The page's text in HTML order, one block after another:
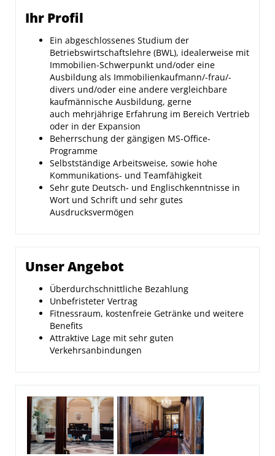
Ihr Profil
Ein abgeschlossenes Studium der
Betriebswirtschaftslehre (BWL), idealerweise mit
Immobilien-Schwerpunkt und/oder eine
Ausbildung als Immobilienkaufmann/-frau/-
divers und/oder eine andere vergleichbare
kaufmännische Ausbildung, gerne
auch mehrjährige Erfahrung im Bereich Vertrieb
oder in der Expansion
Beherrschung der gängigen MS-Office-
Programme
Selbstständige Arbeitsweise, sowie hohe
Kommunikations- und Teamfähigkeit
Sehr gute Deutsch- und Englischkenntnisse in
Wort und Schrift und sehr gutes
Ausdrucksvermögen
Unser Angebot
Überdurchschnittliche Bezahlung
Unbefristeter Vertrag
Fitnessraum, kostenfreie Getränke und weitere
Benefits
Attraktive Lage mit sehr guten
Verkehrsanbindungen